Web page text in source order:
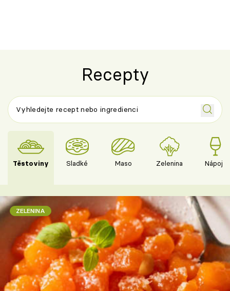
Recepty
Těstoviny Sladké Maso Zelenina Nápoje
ZELENINA